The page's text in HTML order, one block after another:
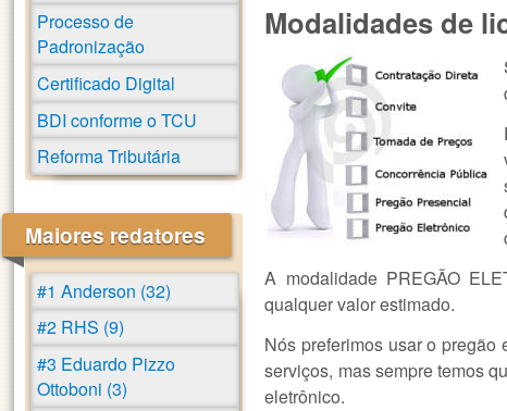
Modalidades de
A modalidade PREGÃO
qualquer valor estimado.
Nós preferimos usar o pregão
serviços, mas sempre temos
eletrônico.
Processo de
Padronização
Certificado Digital
BDI conforme o TCU
Reforma Tributária
Maiores redatores
#1 Anderson (32)
#2 RHS (9)
#3 Eduardo Pizzo
Ottoboni (3)